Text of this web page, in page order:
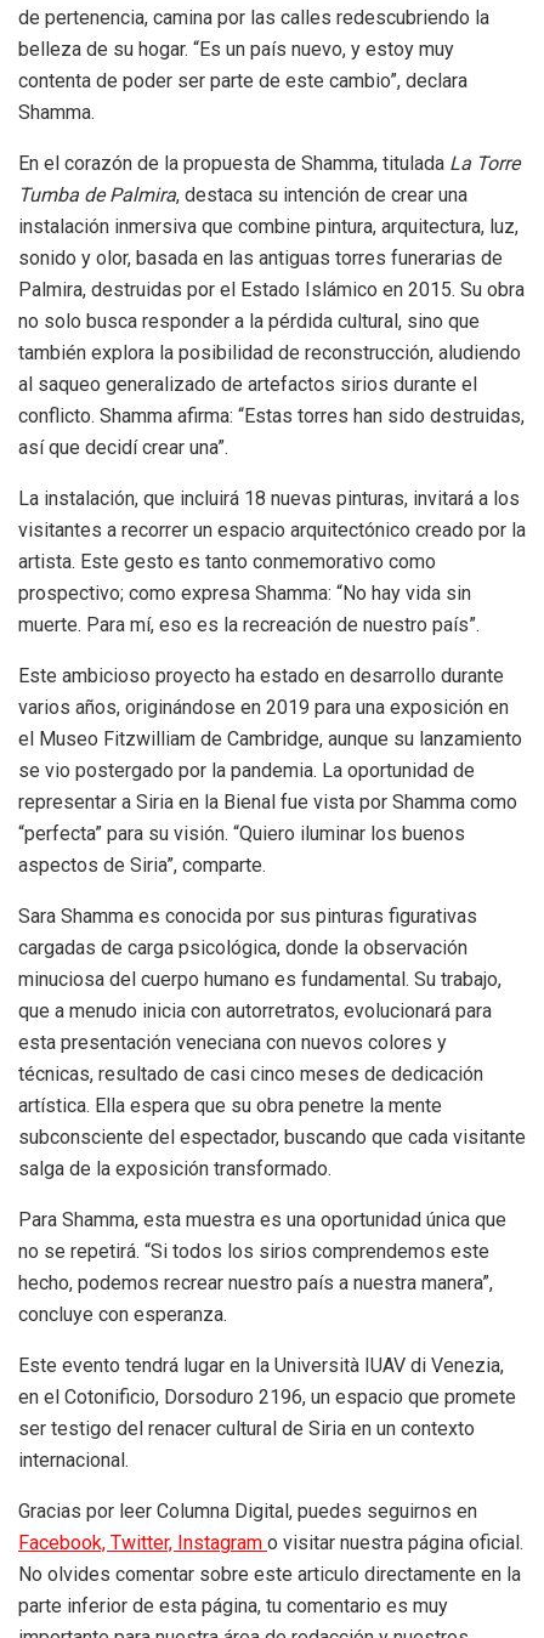
de pertenencia, camina por las calles redescubriendo la
belleza de su hogar. “Es un país nuevo, y estoy muy
contenta de poder ser parte de este cambio”, declara
Shamma.
En el corazón de la propuesta de Shamma, titulada La Torre
Tumba de Palmira, destaca su intención de crear una
instalación inmersiva que combine pintura, arquitectura, luz,
sonido y olor, basada en las antiguas torres funerarias de
Palmira, destruidas por el Estado Islámico en 2015. Su obra
no solo busca responder a la pérdida cultural, sino que
también explora la posibilidad de reconstrucción, aludiendo
al saqueo generalizado de artefactos sirios durante el
conflicto. Shamma afirma: “Estas torres han sido destruidas,
así que decidí crear una”.
La instalación, que incluirá 18 nuevas pinturas, invitará a los
visitantes a recorrer un espacio arquitectónico creado por la
artista. Este gesto es tanto conmemorativo como
prospectivo; como expresa Shamma: “No hay vida sin
muerte. Para mí, eso es la recreación de nuestro país”.
Este ambicioso proyecto ha estado en desarrollo durante
varios años, originándose en 2019 para una exposición en
el Museo Fitzwilliam de Cambridge, aunque su lanzamiento
se vio postergado por la pandemia. La oportunidad de
representar a Siria en la Bienal fue vista por Shamma como
“perfecta” para su visión. “Quiero iluminar los buenos
aspectos de Siria”, comparte.
Sara Shamma es conocida por sus pinturas figurativas
cargadas de carga psicológica, donde la observación
minuciosa del cuerpo humano es fundamental. Su trabajo,
que a menudo inicia con autorretratos, evolucionará para
esta presentación veneciana con nuevos colores y
técnicas, resultado de casi cinco meses de dedicación
artística. Ella espera que su obra penetre la mente
subconsciente del espectador, buscando que cada visitante
salga de la exposición transformado.
Para Shamma, esta muestra es una oportunidad única que
no se repetirá. “Si todos los sirios comprendemos este
hecho, podemos recrear nuestro país a nuestra manera”,
concluye con esperanza.
Este evento tendrá lugar en la Università IUAV di Venezia,
en el Cotonificio, Dorsoduro 2196, un espacio que promete
ser testigo del renacer cultural de Siria en un contexto
internacional.
Gracias por leer Columna Digital, puedes seguirnos en
Facebook, Twitter, Instagram o visitar nuestra página oficial.
No olvides comentar sobre este articulo directamente en la
parte inferior de esta página, tu comentario es muy